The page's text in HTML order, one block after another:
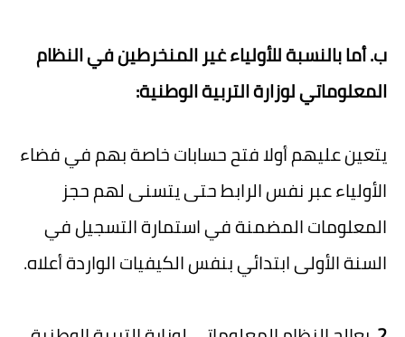
ب. أما بالنسبة للأولياء غير المنخرطين في النظام
المعلوماتي لوزارة التربية الوطنية:
يتعين عليهم أولا فتح حسابات خاصة بهم في فضاء
الأولياء عبر نفس الرابط حتى يتسنى لهم حجز
المعلومات المضمنة في استمارة التسجيل في
السنة الأولى ابتدائي بنفس الكيفيات الواردة أعلاه.